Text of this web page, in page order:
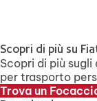
Scopri di più su
Scopri di più
per trasporto
Trova un